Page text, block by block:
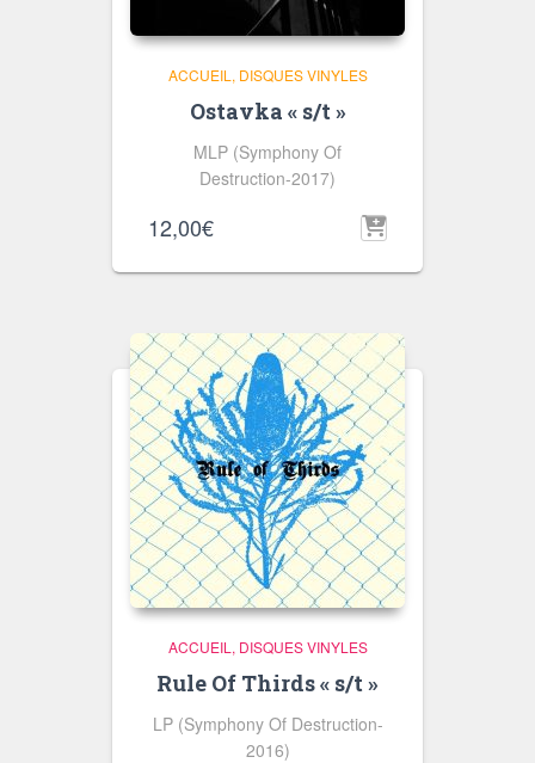
ACCUEIL DISQUES VINYLES
Ostavka « s/t »
MLP (Symphony Of
Destruction-2017)
12,00€
ACCUEIL DISQUES VINYLES
Rule Of Thirds « s/t »
LP (Symphony Of Destruction-
2016)